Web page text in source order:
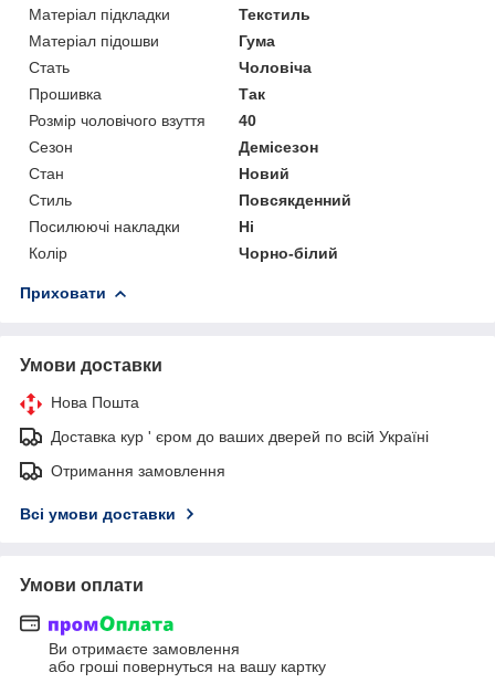
Матеріал підкладки
Текстиль
Матеріал підошви
Гума
Стать
Чоловіча
Прошивка
Так
Розмір чоловічого взуття
40
Сезон
Демісезон
Стан
Новий
Стиль
Повсякденний
Посилюючі накладки
Ні
Колір
Чорно-білий
Приховати
Умови доставки
Нова Пошта
Доставка кур ' єром до ваших дверей по всій Україні
Отримання замовлення
Всі умови доставки
Умови оплати
Ви отримаєте замовлення
або гроші повернуться на вашу картку